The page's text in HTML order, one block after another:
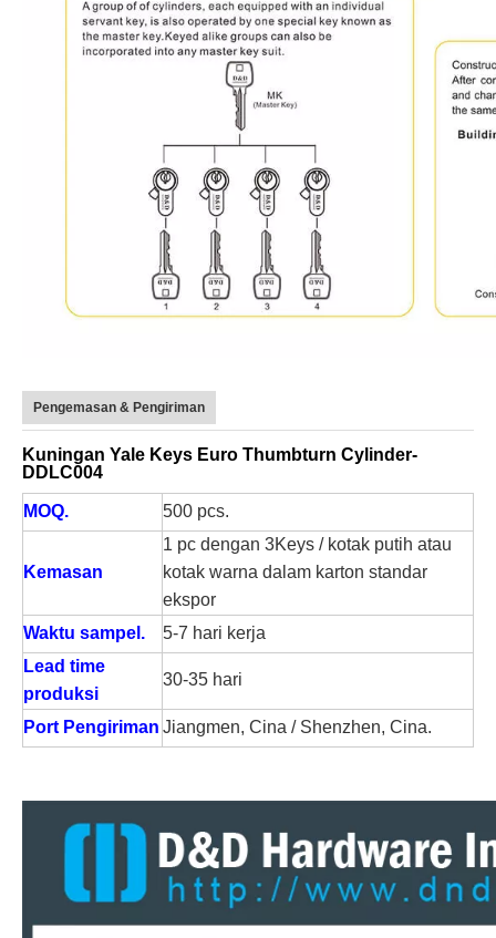
Pengemasan & Pengiriman
Kuningan Yale Keys Euro Thumbturn Cylinder-
DDLC004
MOQ. 500 pcs.
Kemasan
1 pc dengan 3Keys / kotak putih atau
kotak warna dalam karton standar
ekspor
Waktu sampel.
5-7 hari kerja
Lead time
produksi
30-35 hari
Port Pengiriman Jiangmen, Cina / Shenzhen, Cina.